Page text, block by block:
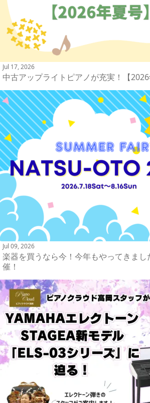
Jul 17, 2026
中古アップライトピアノが充実！【2026
Jul 09, 2026
楽器を買うなら今！今年もやってきま
催！